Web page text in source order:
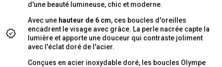
d'une beauté lumineuse, chic et moderne.
Avec une hauteur de 6 cm, ces boucles d'oreilles
encadrent le visage avec grâce. La perle nacrée capte la
lumière et apporte une douceur qui contraste joliment
avec l'éclat doré de l'acier.
Conçues en acier inoxydable doré, les boucles Olympe